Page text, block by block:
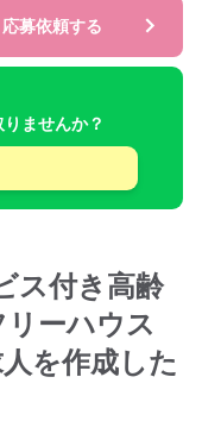
応募依頼する
ませんか？
ス付き高齢
ーハウス
を作成した